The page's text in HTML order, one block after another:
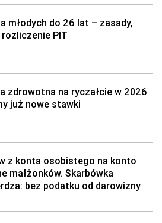
młodych do 26 lat – zasady,
PIT
zdrowotna na ryczałcie w 2026
już nowe stawki
z konta osobistego na konto
małżonków. Skarbówka
bez podatku od darowizny